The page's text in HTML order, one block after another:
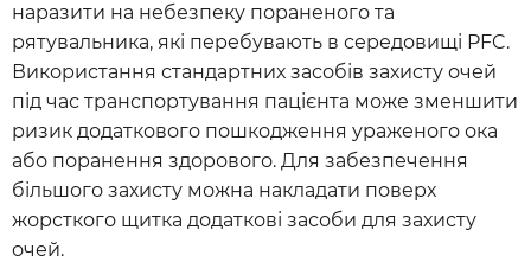
наразити на небезпеку пораненого та
рятувальника, які перебувають в середовищі PFC.
Використання стандартних засобів захисту очей
під час транспортування пацієнта може зменшити
ризик додаткового пошкодження ураженого ока
або поранення здорового. Для забезпечення
більшого захисту можна накладати поверх
жорсткого щитка додаткові засоби для захисту
очей.